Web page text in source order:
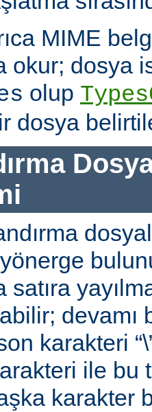
MIME
okur; dosya
olup
dosya
satıra
devamı
karakteri
ile bu
karakter